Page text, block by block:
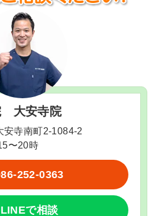
大安寺院
安寺南町2-1084-2
〜20時
252-0363
LINEで相談